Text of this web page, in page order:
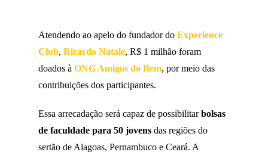
Atendendo ao apelo do fundador do Experience
Club, Ricardo Natale, R$ 1 milhão foram
doados à ONG Amigos do Bem, por meio das
contribuições dos participantes.
Essa arrecadação será capaz de possibilitarbolsas
de faculdade para 50 jovens das regiões do
sertão de Alagoas, Pernambuco e Ceará. A